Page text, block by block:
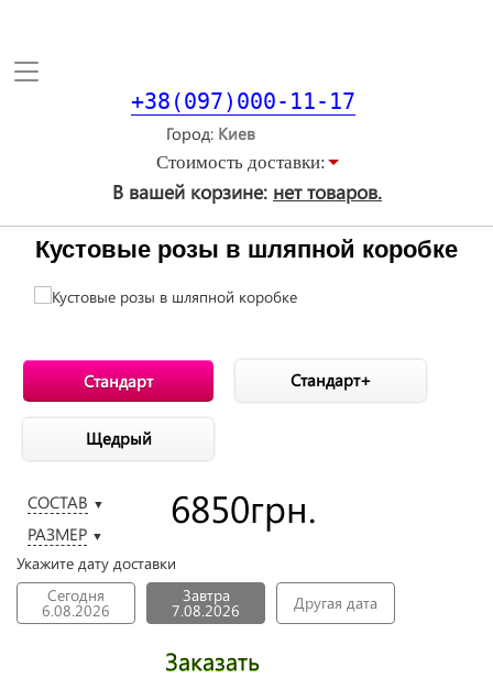
Toggle
+38(097)000-11-17
Город
Стоимость доставки:
В вашей корзине: нет товаров.
Кустовые розы в шляпной коробке
Стандарт Стандарт+
Щедрый
СОСТАВ ▼
РАЗМЕР ▼
6850грн.
Укажите дату доставки
Сегодня
6.08.2026
Завтра
7.08.2026 Другая дата
Заказать